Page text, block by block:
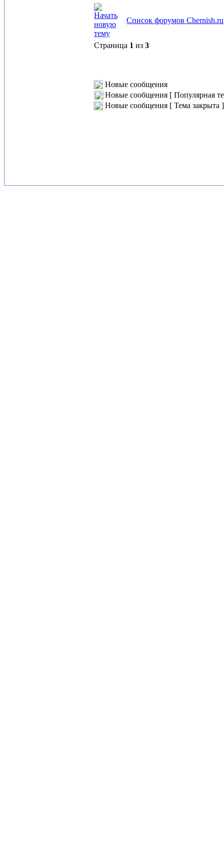
Список форумов Chernish.ru
Страница 1 из 3
Новые сообщения
Новые сообщения [ Популярная
Новые сообщения [ Тема закрыта ]